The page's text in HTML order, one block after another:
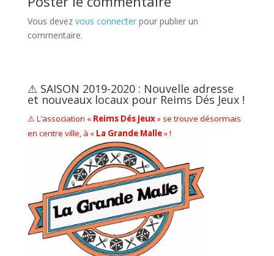
Vous devez vous connecterpour publier un
commentaire.
⚠ SAISON 2019-2020 : Nouvelle adresse
et nouveaux locaux pour Reims Dés Jeux !
⚠ L’association « Reims Dés Jeux» se trouve désormais
en centre ville, à « La Grande Malle» !